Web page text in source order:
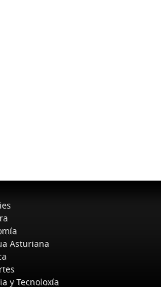
Asturiana
y Tecnoloxía